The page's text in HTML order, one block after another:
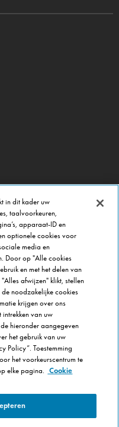
in dit kader uw
taalvoorkeuren,
apparaat-ID en
optionele cookies voor
media en
Door op "Alle cookies
en met het delen van
afwijzen" klikt, stellen
noodzakelijke cookies
krijgen over ons
intrekken van uw
hieronder aangegeven
het gebruik van uw
Policy”. Toestemming
het voorkeurscentrum te
elke pagina. Cookie